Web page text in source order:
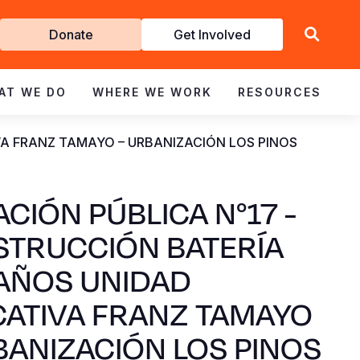
Get
Involved
Donate Get Involved
WE DO WHERE WE WORK RESOURCES
FRANZ TAMAYO – URBANIZACIÓN LOS PINOS
PÚBLICA N°17 -
BATERÍA
UNIDAD
FRANZ TAMAYO
LOS PINOS